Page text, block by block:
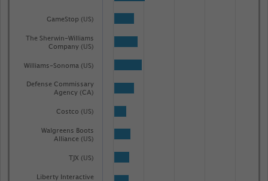
axis
displaying
Anzahl
der
Präsenzländer
(absolut).
-0.0891192105263158
GameStop (US)
Defense Commissary
Agency (CA)
TJX (US)
The Sherwin-Williams
Company (US)
Williams-Sonoma (US)
Costco (US)
Walgreens Boots
Alliance (US)
Liberty Interactive